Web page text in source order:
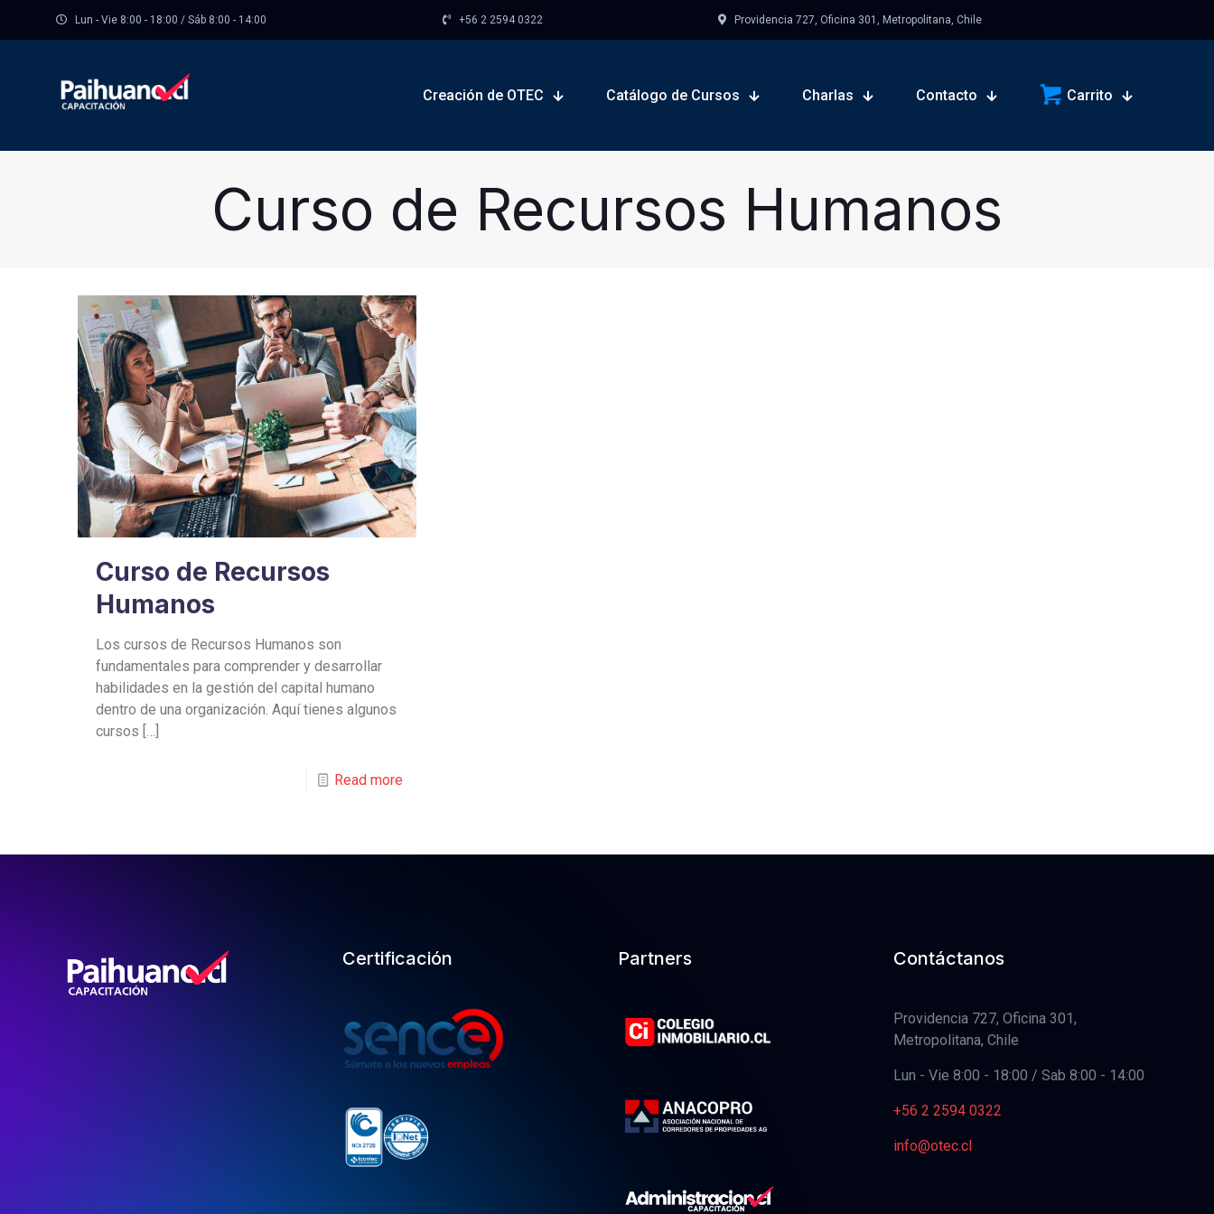
Lun - Vie 8:00 - 18:00 / Sáb 8:00 - 14:00 +56 2 2594 0322 Providencia 727, Oficina 301, Metropolitana, Chile
Creación de OTEC Catálogo de Cursos Charlas Contacto Carrito
Curso de Recursos Humanos
Curso de Recursos
Humanos
Los cursos de Recursos Humanos son
fundamentales para comprender y desarrollar
habilidades en la gestión del capital humano
dentro de una organización. Aquí tienes algunos
cursos
Read more
Certificación Partners Contáctanos
Providencia 727, Oficina 301,
Metropolitana, Chile
Lun - Vie 8:00 - 18:00 / Sab 8:00 - 14:00
+56 2 2594 0322
info@otec.cl